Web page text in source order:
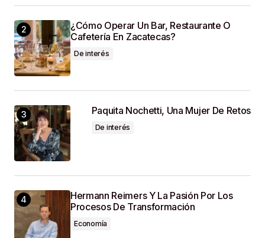
SUBMIT COMMENT
¿Cómo Operar Un Bar, Restaurante O
Cafetería En Zacatecas?
De interés
Paquita Nochetti, Una Mujer De Retos
De interés
Hermann Reimers Y La Pasión Por Los
Procesos De Transformación
Economía